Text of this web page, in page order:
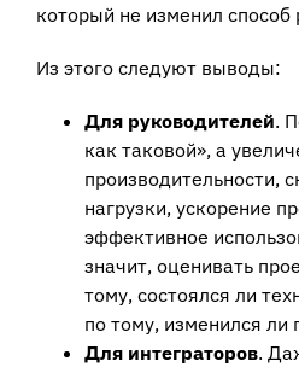
который не изменил способ
Из этого следуют выводы:
Для руководителей.
как таковой», а
производительности,
нагрузки, ускорение
эффективное
значит, оценивать
тому, состоялся ли
по тому, изменился ли
Для интеграторов.